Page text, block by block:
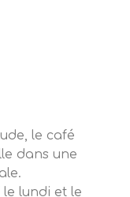
le café
dans une
le lundi et le